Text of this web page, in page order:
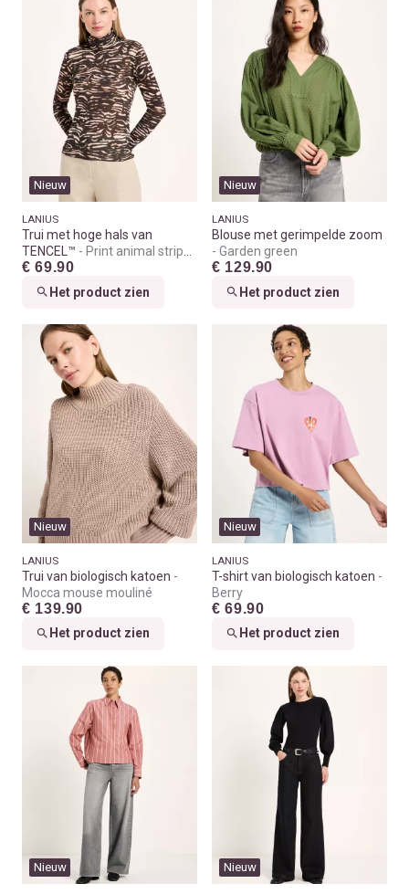
Nieuw
LANIUS
Trui met hoge hals van
TENCEL™
Print animal stripes
rose
€ 69.90
Het product zien
Nieuw
LANIUS
Blouse met gerimpelde zoom
Garden green
€ 129.90
Het product zien
Nieuw
LANIUS
Trui van biologisch katoen
Mocca mouse mouliné
€ 139.90
Het product zien
Nieuw
LANIUS
T-shirt van biologisch katoen
Berry
€ 69.90
Het product zien
Nieuw Nieuw